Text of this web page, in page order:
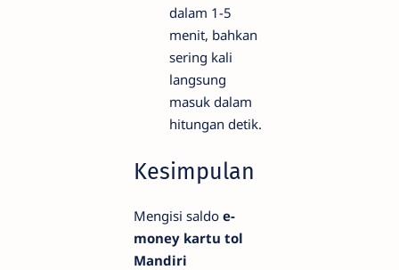
dalam 1-5
menit, bahkan
sering kali
langsung
masuk dalam
hitungan detik.
Kesimpulan
Mengisi saldo e-
money kartu tol
Mandiri